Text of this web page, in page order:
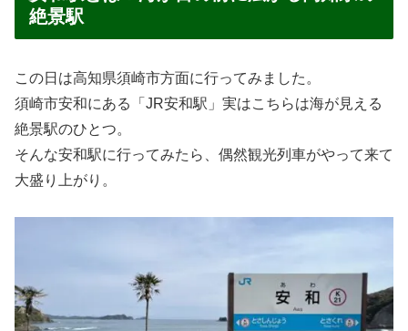
絶景駅
この日は高知県須崎市方面に行ってみました。
須崎市安和にある「JR安和駅」実はこちらは海が見える
絶景駅のひとつ。
そんな安和駅に行ってみたら、偶然観光列車がやって来て
大盛り上がり。